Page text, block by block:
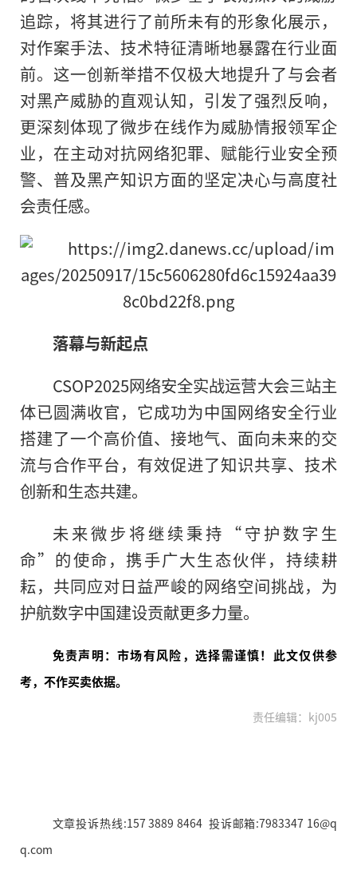
追踪，将其进行了前所未有的形象化展示，
对作案手法、技术特征清晰地暴露在行业面
前。这一创新举措不仅极大地提升了与会者
对黑产威胁的直观认知，引发了强烈反响，
更深刻体现了微步在线作为威胁情报领军企
业，在主动对抗网络犯罪、赋能行业安全预
警、普及黑产知识方面的坚定决心与高度社
会责任感。
落幕与新起点
CSOP2025网络安全实战运营大会三站主
体已圆满收官，它成功为中国网络安全行业
搭建了一个高价值、接地气、面向未来的交
流与合作平台，有效促进了知识共享、技术
创新和生态共建。
未来微步将继续秉持“守护数字生
命”的使命，携手广大生态伙伴，持续耕
耘，共同应对日益严峻的网络空间挑战，为
护航数字中国建设贡献更多力量。
免责声明：市场有风险，选择需谨慎！此文仅供参
考，不作买卖依据。
责任编辑：kj005
文章投诉热线:157 3889 8464 投诉邮箱:7983347 16@q
q.com